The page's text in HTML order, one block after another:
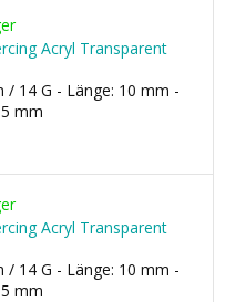
Acryl Transparent
/ 14 G - Länge: 10 mm -
mm
Acryl Transparent
/ 14 G - Länge: 10 mm -
mm